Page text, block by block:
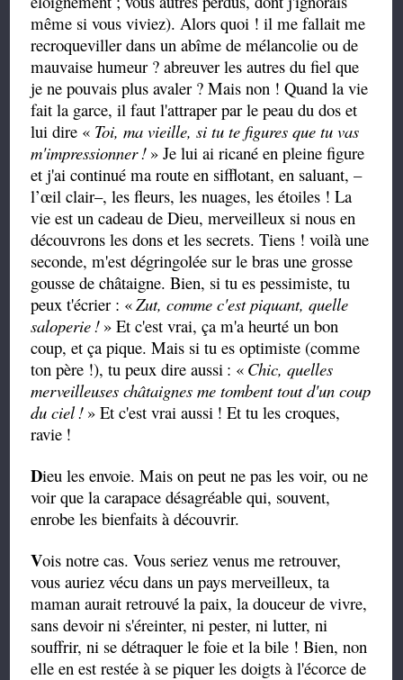
même si vous viviez). Alors quoi ! il me fallait me
recroqueviller dans un abîme de mélancolie ou de
mauvaise humeur ? abreuver les autres du fiel que
je ne pouvais plus avaler ? Mais non ! Quand la vie
fait la garce, il faut l'attraper par le peau du dos et
lui dire « Toi, ma vieille, si tu te figures que tu vas
m'impressionner! » Je lui ai ricané en pleine figure
et j'ai continué ma route en sifflotant, en saluant, –
l’œil clair–, les fleurs, les nuages, les étoiles ! La
vie est un cadeau de Dieu, merveilleux si nous en
découvrons les dons et les secrets. Tiens ! voilà une
seconde, m'est dégringolée sur le bras une grosse
gousse de châtaigne. Bien, si tu es pessimiste, tu
peux t'écrier : «Zut, comme c'est piquant, quelle
saloperie! » Et c'est vrai, ça m'a heurté un bon
coup, et ça pique. Mais si tu es optimiste (comme
ton père !), tu peux dire aussi : « Chic, quelles
merveilleuses châtaignes me tombent tout d'un coup
du ciel! » Et c'est vrai aussi ! Et tu les croques,
ravie !
Dieu les envoie. Mais on peut ne pas les voir, ou ne
voir que la carapace désagréable qui, souvent,
enrobe les bienfaits à découvrir.
Vois notre cas. Vous seriez venus me retrouver,
vous auriez vécu dans un pays merveilleux, ta
maman aurait retrouvé la paix, la douceur de vivre,
sans devoir ni s'éreinter, ni pester, ni lutter, ni
souffrir, ni se détraquer le foie et la bile ! Bien, non
elle en est restée à se piquer les doigts à l'écorce de